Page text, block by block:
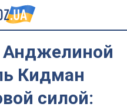
Кидман
силой: